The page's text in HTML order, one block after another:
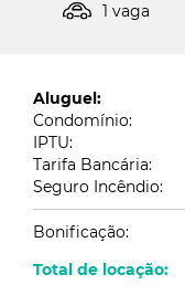
1 vaga
Aluguel:
Condomínio:
IPTU:
Tarifa Bancária:
Seguro Incêndio:
Bonificação:
Total de locação: